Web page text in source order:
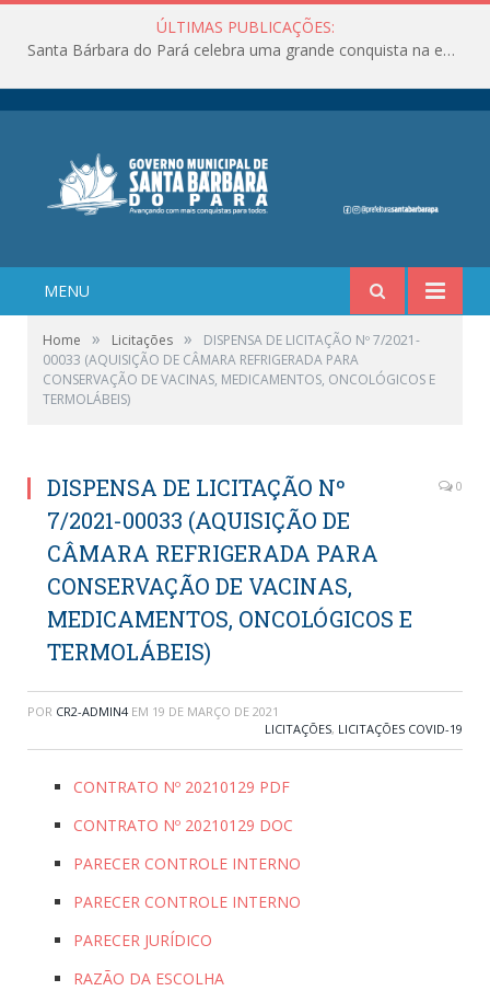
ÚLTIMAS PUBLICAÇÕES:
Santa Bárbara do Pará celebra uma grande conquista na educação!
MENU
Home » Licitações »
DISPENSA DE LICITAÇÃO Nº 7/2021-
00033 (AQUISIÇÃO DE CÂMARA REFRIGERADA PARA
CONSERVAÇÃO DE VACINAS, MEDICAMENTOS, ONCOLÓGICOS E
TERMOLÁBEIS)
DISPENSA DE LICITAÇÃO Nº
7/2021-00033 (AQUISIÇÃO DE
CÂMARA REFRIGERADA PARA
CONSERVAÇÃO DE VACINAS,
MEDICAMENTOS, ONCOLÓGICOS E
TERMOLÁBEIS)
0
POR CR2-ADMIN4 EM 19 DE MARÇO DE 2021
LICITAÇÕES, LICITAÇÕES COVID-19
CONTRATO Nº 20210129 PDF
CONTRATO Nº 20210129 DOC
PARECER CONTROLE INTERNO
PARECER CONTROLE INTERNO
PARECER JURÍDICO
RAZÃO DA ESCOLHA